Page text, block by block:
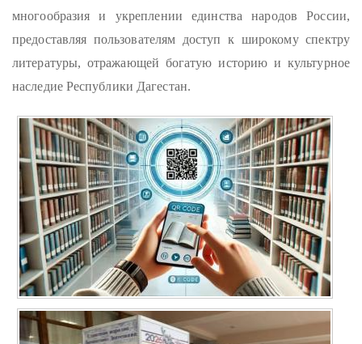
многообразия и укреплении единства народов России,
предоставляя пользователям доступ к широкому спектру
литературы, отражающей богатую историю и культурное
наследие Республики Дагестан.